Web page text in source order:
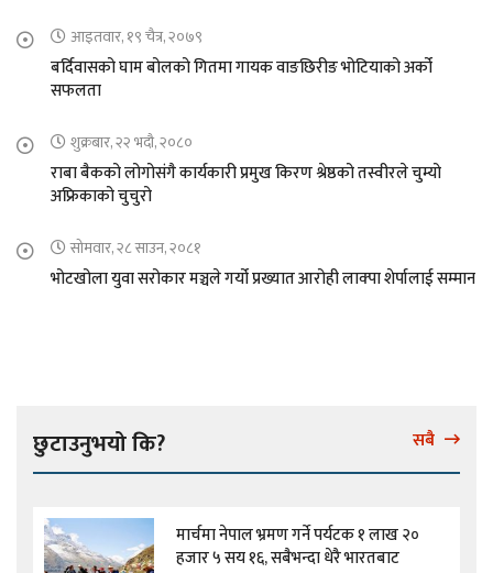
आइतवार, १९ चैत्र, २०७९
बर्दिवासको घाम बोलको गितमा गायक वाङछिरीङ भोटियाको अर्को
सफलता
शुक्रबार, २२ भदौ, २०८०
राबा बैकको लोगोसंगै कार्यकारी प्रमुख किरण श्रेष्ठको तस्वीरले चुम्यो
अफ्रिकाको चुचुरो
सोमवार, २८ साउन, २०८१
भोटखोला युवा सरोकार मञ्चले गर्यो प्रख्यात आरोही लाक्पा शेर्पालाई सम्मान
छुटाउनुभयो कि? सबै
मार्चमा नेपाल भ्रमण गर्ने पर्यटक १ लाख २०
हजार ५ सय १६, सबैभन्दा धेरै भारतबाट